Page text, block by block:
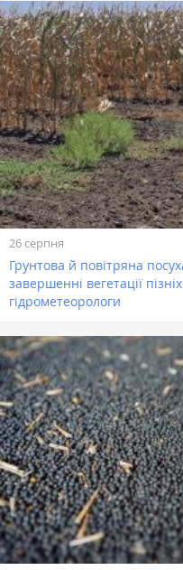
26 серпня
Грунтова й повітряна
завершенні вегетації
гідрометеорологи